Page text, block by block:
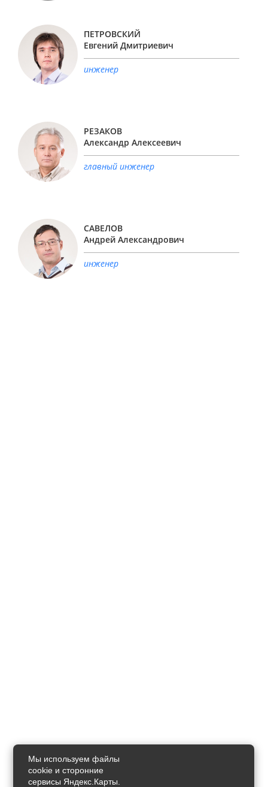
ПЕТРОВСКИЙ
Евгений Дмитриевич
инженер
РЕЗАКОВ
Александр Алексеевич
главный инженер
САВЕЛОВ
Андрей Александрович
инженер
Мы используем файлы
cookie и сторонние
сервисы Яндекс.Карты.